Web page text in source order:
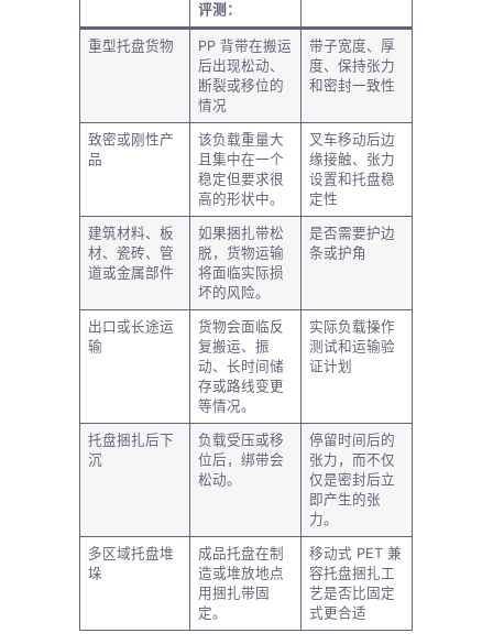
评测：
重型托盘货物
PP 背带在搬运
后出现松动、
断裂或移位的
情况
带子宽度、厚
度、保持张力
和密封一致性
致密或刚性产
品
该负载重量大
且集中在一个
稳定但要求很
高的形状中。
叉车移动后边
缘接触、张力
设置和托盘稳
定性
建筑材料、板
材、瓷砖、管
道或金属部件
如果捆扎带松
脱，货物运输
将面临实际损
坏的风险。
是否需要护边
条或护角
出口或长途运
输
货物会面临反
复搬运、振
动、长时间储
存或路线变更
等情况。
实际负载操作
测试和运输验
证计划
托盘捆扎后下
沉
负载受压或移
位后，绑带会
松动。
停留时间后的
张力，而不仅
仅是密封后立
即产生的张
力。
多区域托盘堆
垛
成品托盘在制
造或堆放地点
用捆扎带固
定。
移动式 PET 兼
容托盘捆扎工
艺是否比固定
式更合适